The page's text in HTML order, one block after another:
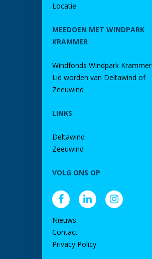
Locatie
MEEDOEN MET WINDPARK
KRAMMER
Windfonds Windpark Krammer
Lid worden van Deltawind of
Zeeuwind
LINKS
Deltawind
Zeeuwind
VOLG ONS OP
Nieuws
Contact
Privacy Policy